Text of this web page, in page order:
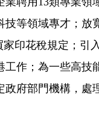
技等領域專才；放
家印花稅規定；引
工作；為一些高技
政府部門機構，處